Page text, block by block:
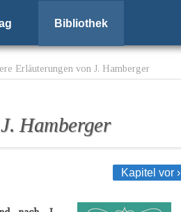
Bibliothek
Erläuterungen von J. Hamberger
Hamberger
Kapitel vor ›